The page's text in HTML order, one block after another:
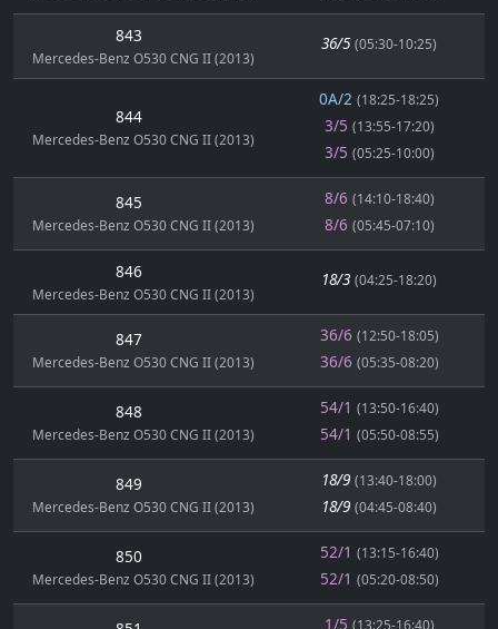
843
Mercedes-Benz O530 CNG II (2013)
36/5 (05:30-10:25)
844
Mercedes-Benz O530 CNG II (2013)
0A/2 (18:25-18:25)
3/5 (13:55-17:20)
3/5 (05:25-10:00)
845
Mercedes-Benz O530 CNG II (2013)
8/6 (14:10-18:40)
8/6 (05:45-07:10)
846
Mercedes-Benz O530 CNG II (2013)
18/3 (04:25-18:20)
847
Mercedes-Benz O530 CNG II (2013)
36/6 (12:50-18:05)
36/6 (05:35-08:20)
848
Mercedes-Benz O530 CNG II (2013)
54/1 (13:50-16:40)
54/1 (05:50-08:55)
849
Mercedes-Benz O530 CNG II (2013)
18/9 (13:40-18:00)
18/9 (04:45-08:40)
850
Mercedes-Benz O530 CNG II (2013)
52/1 (13:15-16:40)
52/1 (05:20-08:50)
1/5 (13:25-16:40)